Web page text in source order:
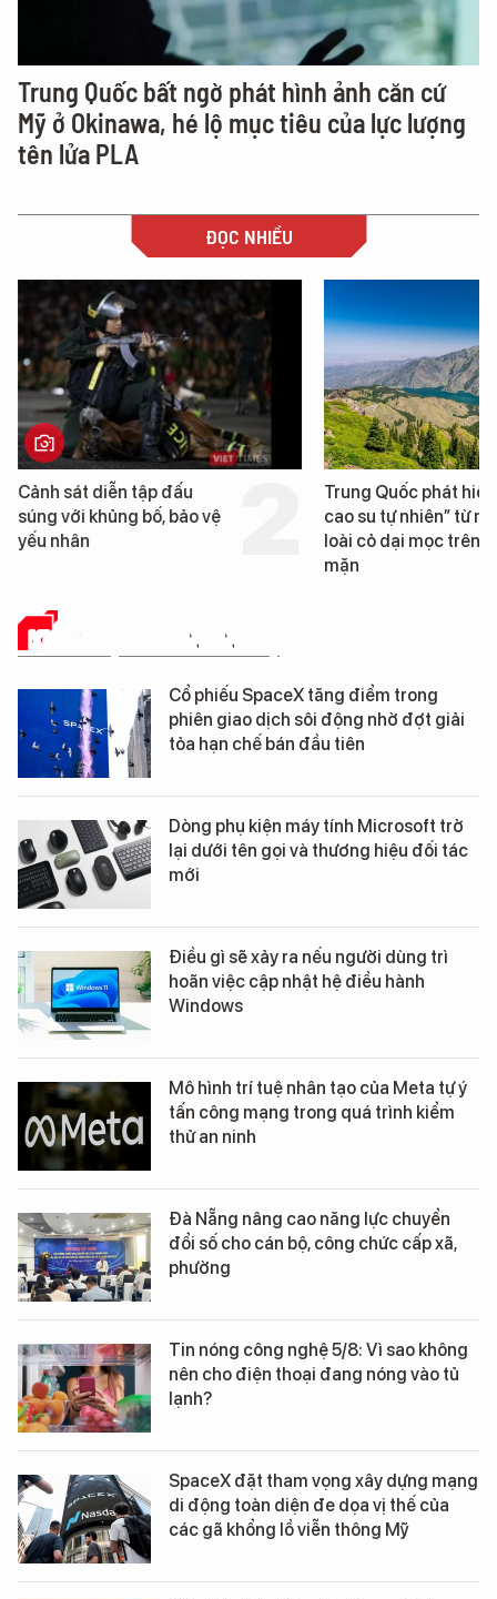
Trung Quốc bất ngờ phát hình ảnh căn cứ
Mỹ ở Okinawa, hé lộ mục tiêu của lực lượng
tên lửa PLA
ĐỌC NHIỀU
Trung Quốc phát hiện “mỏ
cao su tự nhiên” từ một
loài cỏ dại mọc trên đất
Loạt dự án bất
Đà Nẵng sắp bị
KHOA HỌC - CÔNG NGHỆ
Cổ phiếu SpaceX tăng điểm trong
phiên giao dịch sôi động nhờ đợt giải
tỏa hạn chế bán đầu tiên
Dòng phụ kiện máy tính Microsoft trở
lại dưới tên gọi và thương hiệu đối tác
mới
Điều gì sẽ xảy ra nếu người dùng trì
hoãn việc cập nhật hệ điều hành
Windows
Mô hình trí tuệ nhân tạo của Meta tự ý
tấn công mạng trong quá trình kiểm
thử an ninh
Đà Nẵng nâng cao năng lực chuyển
đổi số cho cán bộ, công chức cấp xã,
phường
Tin nóng công nghệ 5/8: Vì sao không
nên cho điện thoại đang nóng vào tủ
lạnh?
SpaceX đặt tham vọng xây dựng mạng
di động toàn diện đe dọa vị thế của
các gã khổng lồ viễn thông Mỹ